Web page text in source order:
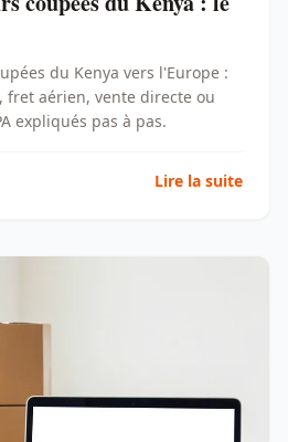
du Kenya vers l'Europe :
fret aérien, vente directe ou
expliqués pas à pas.
Lire la suite